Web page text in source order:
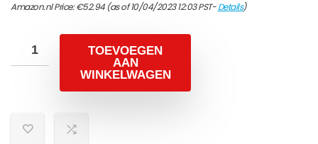
Amazon.nl Price:€52.94(as of 10/04/2023 12:03 PST-Details)
TOEVOEGEN
AAN
WINKELWAGEN